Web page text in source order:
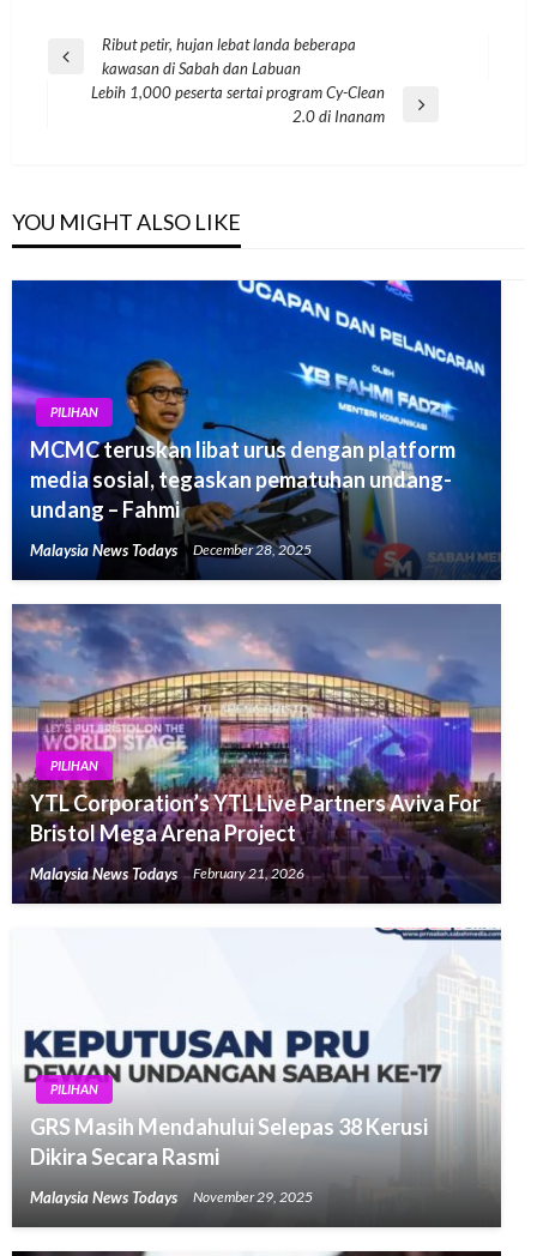
Post
navigation
Previous
Ribut petir, hujan lebat landa beberapa
kawasan di Sabah dan Labuan
Lebih 1,000 peserta sertai program Cy-Clean
2.0 di Inanam
YOU MIGHT ALSO LIKE
PILIHAN
MCMC teruskan libat urus dengan platform
media sosial, tegaskan pematuhan undang-
undang – Fahmi
Malaysia News Todays December 28, 2025
PILIHAN
YTL Corporation’s YTL Live Partners Aviva For
Bristol Mega Arena Project
Malaysia News Todays February 21, 2026
PILIHAN
GRS Masih Mendahului Selepas 38 Kerusi
Dikira Secara Rasmi
Malaysia News Todays November 29, 2025